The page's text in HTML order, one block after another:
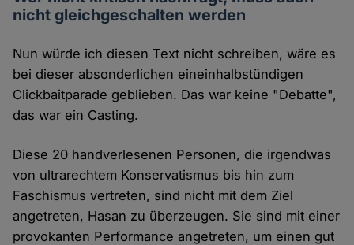
nicht gleichgeschalten werden
Nun würde ich diesen Text nicht schreiben, wäre es
bei dieser absonderlichen eineinhalbstündigen
Clickbaitparade geblieben. Das war keine "Debatte",
das war ein Casting.
Diese 20 handverlesenen Personen, die irgendwas
von ultrarechtem Konservatismus bis hin zum
Faschismus vertreten, sind nicht mit dem Ziel
angetreten, Hasan zu überzeugen. Sie sind mit einer
provokanten Performance angetreten, um einen gut